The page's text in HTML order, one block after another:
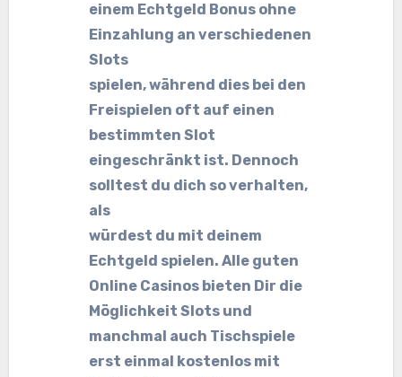
einem Echtgeld Bonus ohne
Einzahlung an verschiedenen
Slots
spielen, während dies bei den
Freispielen oft auf einen
bestimmten Slot
eingeschränkt ist. Dennoch
solltest du dich so verhalten,
als
würdest du mit deinem
Echtgeld spielen. Alle guten
Online Casinos bieten Dir die
Möglichkeit Slots und
manchmal auch Tischspiele
erst einmal kostenlos mit